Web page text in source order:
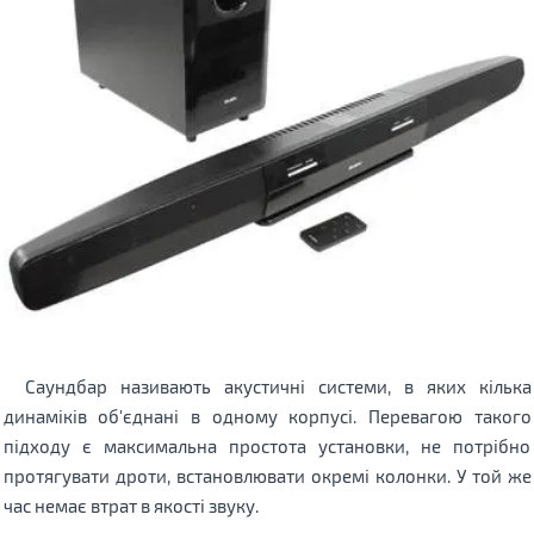
Саундбар називають акустичні системи, в яких кілька
динаміків об'єднані в одному корпусі. Перевагою такого
підходу є максимальна простота установки, не потрібно
протягувати дроти, встановлювати окремі колонки. У той же
час немає втрат в якості звуку.